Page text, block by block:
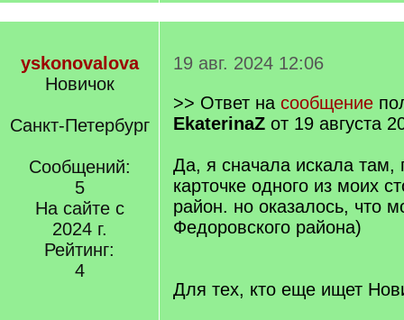
yskonovalova
Новичок
Санкт-Петербург
Сообщений:
5
На сайте с
2024 г.
Рейтинг:
4
19 авг. 2024 12:06
>> Ответ на сообщение
EkaterinaZ от 19 августа
Да, я сначала искала там,
карточке одного из моих
район. но оказалось, что
Федоровского района)
Для тех, кто еще ищет